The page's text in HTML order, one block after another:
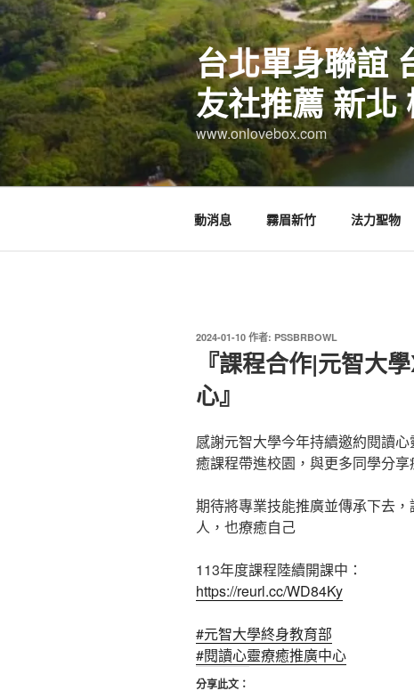
跳
至
主
要
內
容
台北單身聯誼
友社推薦 新北
www.onlovebox.com
動消息 霧眉新竹 法力聖物
發
2024-01-10 作者: PSSBRBOWL
『課程合作|元智大
心』
感謝元智大學今年持續邀約閱讀
癒課程帶進校園，與更多同學分享
期待將專業技能推廣並傳承下去
人，也療癒自己
113年度課程陸續開課中：
https://reurl.cc/WD84Ky
#元智大學終身教育部
#閱讀心靈療癒推廣中心
分享此文：